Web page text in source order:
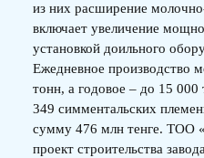
из них расширение
включает увеличение
установкой доильного
Ежедневное производство
тонн, а годовое – до 15 000
349 симментальских
сумму 476 млн тенге. ТОО
проект строительства